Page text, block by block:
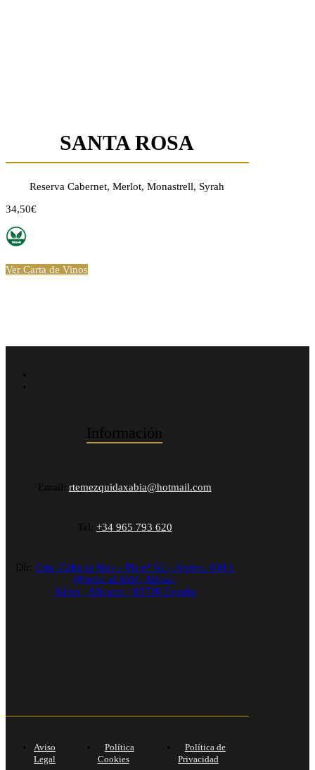
SANTA ROSA
Reserva Cabernet, Merlot, Monastrell, Syrah
34,50€
Ver Carta de Vinos
Información
Email: rtemezquidaxabia@hotmail.com
Tel: +34 965 793 620
Dir: Crta. Cabo la Nao – Pla nº 62 – Aprox. KM 1
(Frente al Aldi), Jávea /
Xàbia ,Alicante ,03730 España
Aviso
Legal
Política
Cookies
Política de
Privacidad